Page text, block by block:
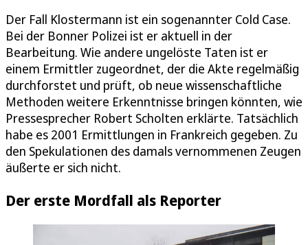
Der Fall Klostermann ist ein sogenannter Cold Case.
Bei der Bonner Polizei ist er aktuell in der
Bearbeitung. Wie andere ungelöste Taten ist er
einem Ermittler zugeordnet, der die Akte regelmäßig
durchforstet und prüft, ob neue wissenschaftliche
Methoden weitere Erkenntnisse bringen könnten, wie
Pressesprecher Robert Scholten erklärte. Tatsächlich
habe es 2001 Ermittlungen in Frankreich gegeben. Zu
den Spekulationen des damals vernommenen Zeugen
äußerte er sich nicht.
Der erste Mordfall als Reporter